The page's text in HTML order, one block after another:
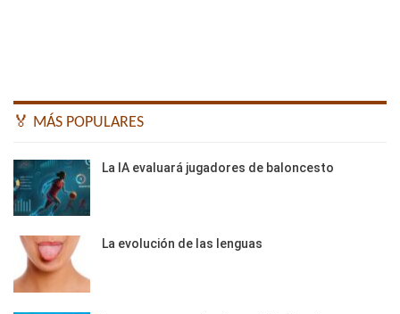
🏅 MÁS POPULARES
La IA evaluará jugadores de baloncesto
La evolución de las lenguas